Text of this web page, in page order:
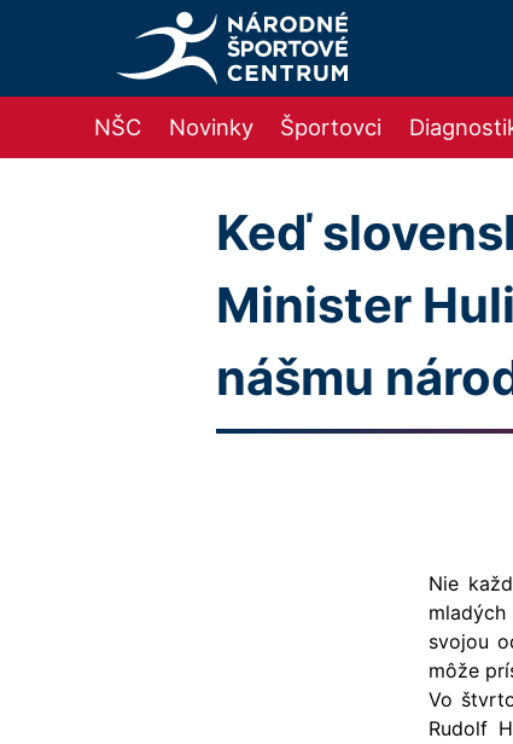
NŠC Novinky Športovci
Keď
Minister
nášmu
Nie
svojou
môže
Vo
Rudolf